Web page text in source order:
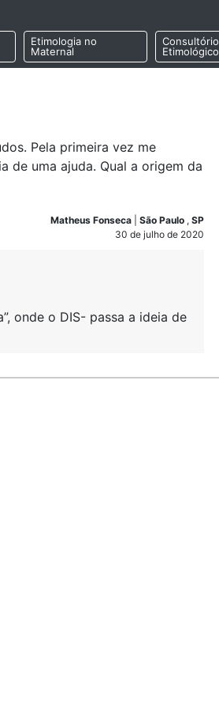
Etimologia no
Maternal
Consultório
Etimológico
Pela primeira vez me
de uma ajuda. Qual a origem da
Matheus Fonseca São Paulo , SP
30 de julho de 2020
onde o DIS- passa a ideia de